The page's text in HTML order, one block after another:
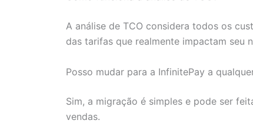
A análise de TCO considera todos os
das tarifas que realmente impactam seu
Posso mudar para a InfinitePay a
Sim, a migração é simples e pode ser
vendas.